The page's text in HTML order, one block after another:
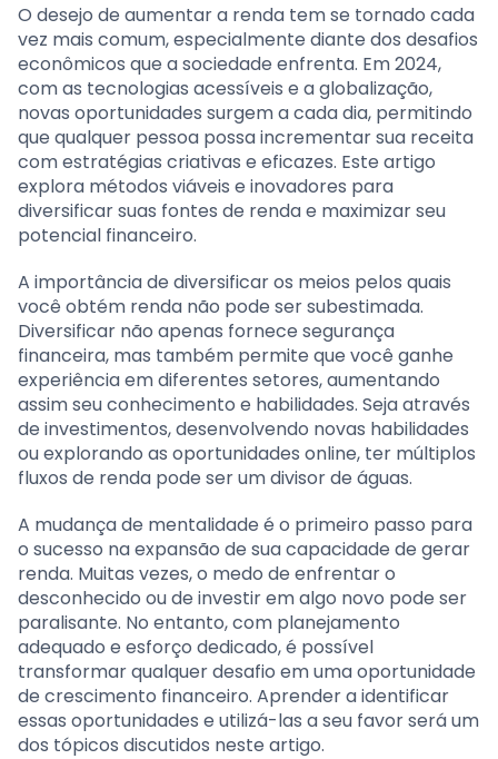
O desejo de aumentar a renda tem se tornado cada
vez mais comum, especialmente diante dos desafios
econômicos que a sociedade enfrenta. Em 2024,
com as tecnologias acessíveis e a globalização,
novas oportunidades surgem a cada dia, permitindo
que qualquer pessoa possa incrementar sua receita
com estratégias criativas e eficazes. Este artigo
explora métodos viáveis e inovadores para
diversificar suas fontes de renda e maximizar seu
potencial financeiro.
A importância de diversificar os meios pelos quais
você obtém renda não pode ser subestimada.
Diversificar não apenas fornece segurança
financeira, mas também permite que você ganhe
experiência em diferentes setores, aumentando
assim seu conhecimento e habilidades. Seja através
de investimentos, desenvolvendo novas habilidades
ou explorando as oportunidades online, ter múltiplos
fluxos de renda pode ser um divisor de águas.
A mudança de mentalidade é o primeiro passo para
o sucesso na expansão de sua capacidade de gerar
renda. Muitas vezes, o medo de enfrentar o
desconhecido ou de investir em algo novo pode ser
paralisante. No entanto, com planejamento
adequado e esforço dedicado, é possível
transformar qualquer desafio em uma oportunidade
de crescimento financeiro. Aprender a identificar
essas oportunidades e utilizá-las a seu favor será um
dos tópicos discutidos neste artigo.